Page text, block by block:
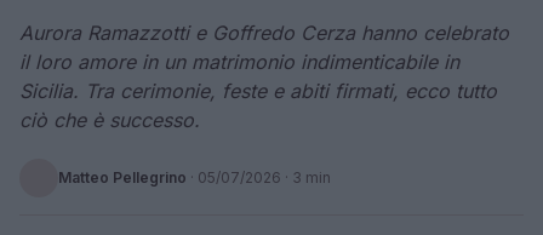
Aurora Ramazzotti e Goffredo Cerza hanno celebrato
il loro amore in un matrimonio indimenticabile in
Sicilia. Tra cerimonie, feste e abiti firmati, ecco tutto
ciò che è successo.
Matteo Pellegrino · 05/07/2026 · 3 min